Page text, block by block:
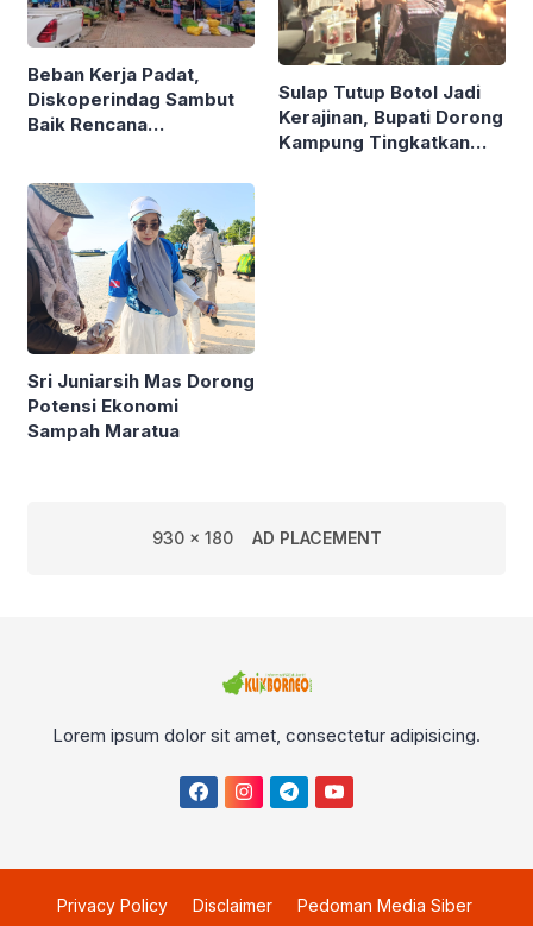
Beban Kerja Padat,
Diskoperindag Sambut
Baik Rencana
Sulap Tutup Botol Jadi
Kerajinan, Bupati Dorong
Kampung Tingkatkan
Sri Juniarsih Mas Dorong
Potensi Ekonomi
Sampah Maratua
930 x 180 AD PLACEMENT
Lorem ipsum dolor sit amet, consectetur adipisicing.
Privacy Policy Disclaimer Pedoman Media Siber